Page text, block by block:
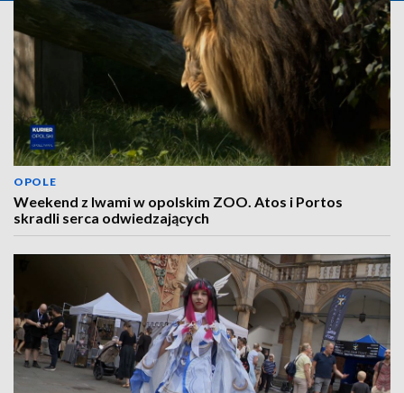
OPOLE
Weekend z lwami w opolskim ZOO. Atos i Portos
skradli serca odwiedzających